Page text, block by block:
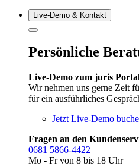
Live‑Demo & Kontakt
Persönliche
Live-Demo zum juris
Wir nehmen uns gerne Zeit
für ein ausführliches
Jetzt Live-Demo
Fragen an den
0681 5866-4422
Mo - Fr von 8 bis 18 Uhr